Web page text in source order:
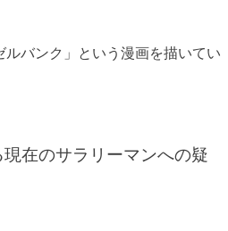
バンク」という漫画を描いてい
在のサラリーマンへの疑